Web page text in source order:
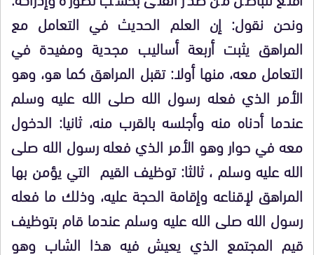
ونحن نقول: إن العلم الحديث في التعامل مع
المراهق يثبت أربعة أساليب مجدية ومفيدة في
التعامل معه، منها أولا: تقبل المراهق كما هو، وهو
الأمر الذي فعله رسول الله صلى الله عليه وسلم
عندما أدناه منه وأجلسه بالقرب منه، ثانيا: الدخول
معه في حوار وهو الأمر الذي فعله رسول الله صلى
الله عليه وسلم ، ثالثا: توظيف القيم التي يؤمن بها
المراهق لإقناعه وإقامة الحجة عليه، وذلك ما فعله
رسول الله صلى الله عليه وسلم عندما قام بتوظيف
قيم المجتمع الذي يعيش فيه هذا الشاب وهو